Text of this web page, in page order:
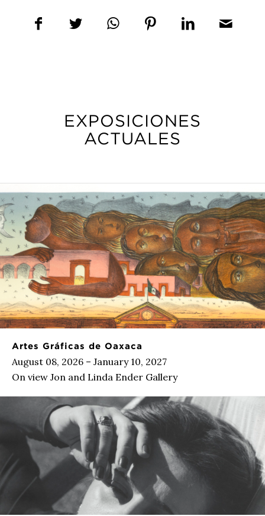
EXPOSICIONES
ACTUALES
Artes Gráficas de Oaxaca
August 08, 2026 – January 10, 2027
On view Jon and Linda Ender Gallery